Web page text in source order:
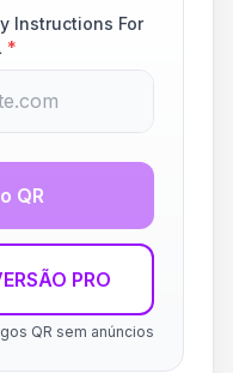
Instructions For
*
QR
PRO
QR sem anúncios